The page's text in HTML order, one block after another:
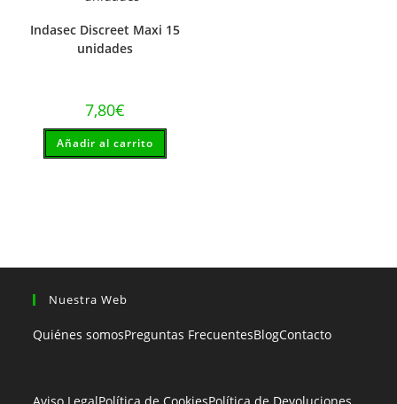
Indasec Discreet Maxi 15
unidades
7,80€
Añadir al carrito
Nuestra Web
Quiénes somosPreguntas FrecuentesBlogContacto